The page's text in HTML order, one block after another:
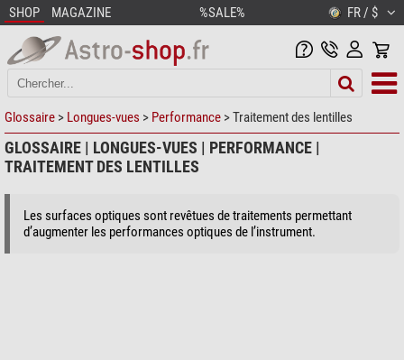
SHOP MAGAZINE %SALE% FR / $
Glossaire > Longues-vues > Performance > Traitement des lentilles
GLOSSAIRE | LONGUES-VUES | PERFORMANCE |
TRAITEMENT DES LENTILLES
Les surfaces optiques sont revêtues de traitements permettant
d’augmenter les performances optiques de l’instrument.